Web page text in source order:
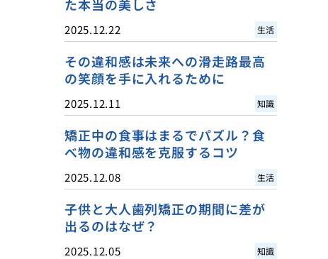
た本当の美しさ
2025.12.22 生活
その違和感は未来への滑走路最高
の笑顔を手に入れるために
2025.12.11 知識
矯正中の食事はまるでパズル？食
べ物の違和感を克服するコツ
2025.12.08 生活
子供と大人歯列矯正の期間に差が
出るのはなぜ？
2025.12.05 知識